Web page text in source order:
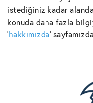
istediğiniz kadar
konuda daha fazla
'hakkımızda'